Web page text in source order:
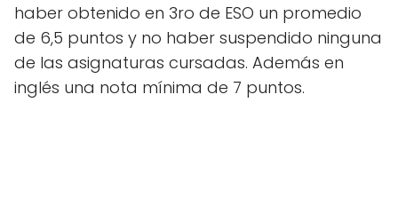
haber obtenido en 3ro de ESO un promedio
de 6,5 puntos y no haber suspendido ninguna
de las asignaturas cursadas. Además en
inglés una nota mínima de 7 puntos.